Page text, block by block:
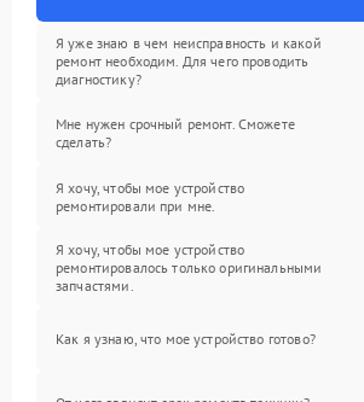
Я уже знаю в чем неисправность и какой
ремонт необходим. Для чего проводить
диагностику?
Мне нужен срочный ремонт. Сможете
сделать?
Я хочу, чтобы мое устройство
ремонтировали при мне.
Я хочу, чтобы мое устройство
ремонтировалось только оригинальными
запчастями.
Как я узнаю, что мое устройство готово?